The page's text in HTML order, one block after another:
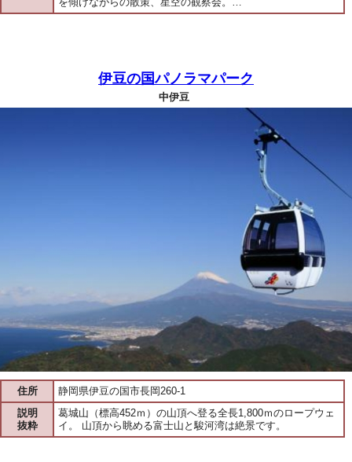
伊豆の国パノラマパーク
中伊豆
住所
静岡県伊豆の国市長岡260-1
説明
抜粋
葛城山（標高452ｍ）の山頂へ登る全長1,800ｍのロープウェ
イ。 山頂から眺める富士山と駿河湾は絶景です。